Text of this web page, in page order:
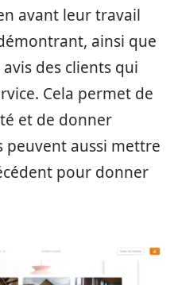
avant leur travail
ainsi que
des clients qui
Cela permet de
et de donner
peuvent aussi mettre
pour donner